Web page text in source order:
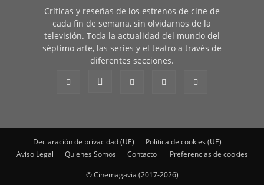
Críticas y reseñas de los estrenos de cine de
cada fin de semana, sin olvidarnos de la
televisión. Toda la actualidad del mundo del
séptimo arte, las series y el teatro a través de
diferentes secciones.
Declaración de privacidad (UE)
Política de cookies (UE)
Aviso Legal
Quienes Somos Contacto Preferencias de cookies
© Cinemagavia (2017-2026)